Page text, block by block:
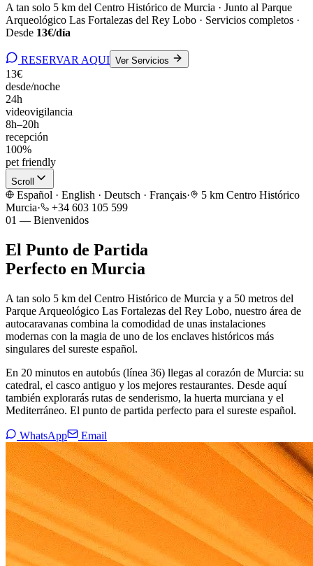
A tan solo 5 km del Centro Histórico de Murcia · Junto al Parque
Arqueológico Las Fortalezas del Rey Lobo · Servicios completos ·
Desde 13€/día
RESERVAR AQUI Ver Servicios
13€
desde/noche
24h
videovigilancia
8h–20h
recepción
100%
pet friendly
Scroll
Español · English · Deutsch · Français·
5 km Centro Histórico
Murcia·
+34 603 105 599
01 — Bienvenidos
El Punto de Partida
Perfecto en Murcia
A tan solo 5 km del Centro Histórico de Murcia y a 50 metros del
Parque Arqueológico Las Fortalezas del Rey Lobo, nuestro área de
autocaravanas combina la comodidad de unas instalaciones
modernas con la magia de uno de los enclaves históricos más
singulares del sureste español.
En 20 minutos en autobús (línea 36) llegas al corazón de Murcia: su
catedral, el casco antiguo y los mejores restaurantes. Desde aquí
también explorarás rutas de senderismo, la huerta murciana y el
Mediterráneo. El punto de partida perfecto para el sureste español.
WhatsApp Email